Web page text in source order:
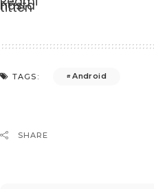
TAGS: Android
SHARE